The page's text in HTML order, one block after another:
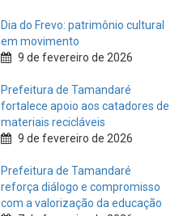
Dia do Frevo: patrimônio cultural
em movimento
9 de fevereiro de 2026
Prefeitura de Tamandaré
fortalece apoio aos catadores de
materiais recicláveis
9 de fevereiro de 2026
Prefeitura de Tamandaré
reforça diálogo e compromisso
com a valorização da educação